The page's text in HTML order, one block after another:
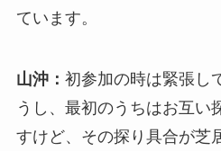
ています。
山沖： 初参加の時は緊張し
うし、最初のうちはお互い
すけど、その探り具合が芝